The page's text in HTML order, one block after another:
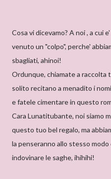
Cosa vi dicevamo? A noi , a cui
venuto un "colpo", perche'
sbagliati, ahinoi!
Ordunque, chiamate a
solito recitano a menadito i
e fatele cimentare in questo
Cara Lunatitubante, noi siamo
questo tuo bel regalo, ma
la penseranno allo stesso
indovinare le saghe, ihihihi!